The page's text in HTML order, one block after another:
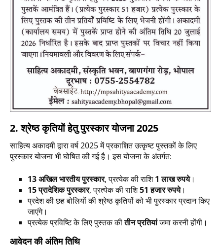
2. श्रेष्ठ कृतियों हेतु पुरस्कार योजना 2025
साहित्य अकादमी द्वारा वर्ष 2025 में प्रकाशित उत्कृष्ट पुस्तकों के लिए
पुरस्कार योजना भी घोषित की गई है। इस योजना के अंतर्गत:
13 अखिल भारतीय पुरस्कार, प्रत्येक की राशि1 लाख रुपये।
15 प्रादेशिक पुरस्कार, प्रत्येक की राशि51 हजार रुपये।
प्रदेश की छह बोलियों की श्रेष्ठ कृतियों को भी पुरस्कार प्रदान किए
जाएंगे।
प्रत्येक प्रविष्टि के लिए पुस्तक कीतीन प्रतियांजमा करनी होंगी।
आवेदन की अंतिम तिथि